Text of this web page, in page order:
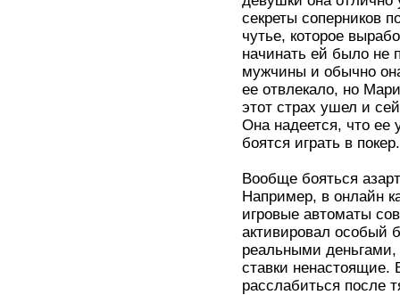
секреты соперников
чутье, которое
начинать ей было не
мужчины и обычно
ее отвлекало, но
этот страх ушел и
Она надеется, что ее
боятся играть в покер.
Вообще бояться
Например, в онлайн
игровые автоматы
активировал особый
реальными деньгами,
ставки
расслабиться после